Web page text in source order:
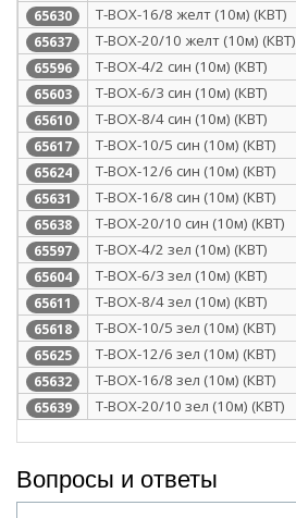
65630 Т-BOX-16/8 желт (10м) (КВТ)
65637 Т-BOX-20/10 желт (10м) (КВТ)
65596 Т-BOX-4/2 син (10м) (КВТ)
65603 Т-BOX-6/3 син (10м) (КВТ)
65610 Т-BOX-8/4 син (10м) (КВТ)
65617 Т-BOX-10/5 син (10м) (КВТ)
65624 Т-BOX-12/6 син (10м) (КВТ)
65631 Т-BOX-16/8 син (10м) (КВТ)
65638 Т-BOX-20/10 син (10м) (КВТ)
65597 Т-BOX-4/2 зел (10м) (КВТ)
65604 Т-BOX-6/3 зел (10м) (КВТ)
65611 Т-BOX-8/4 зел (10м) (КВТ)
65618 Т-BOX-10/5 зел (10м) (КВТ)
65625 Т-BOX-12/6 зел (10м) (КВТ)
65632 Т-BOX-16/8 зел (10м) (КВТ)
65639 Т-BOX-20/10 зел (10м) (КВТ)
Вопросы и ответы